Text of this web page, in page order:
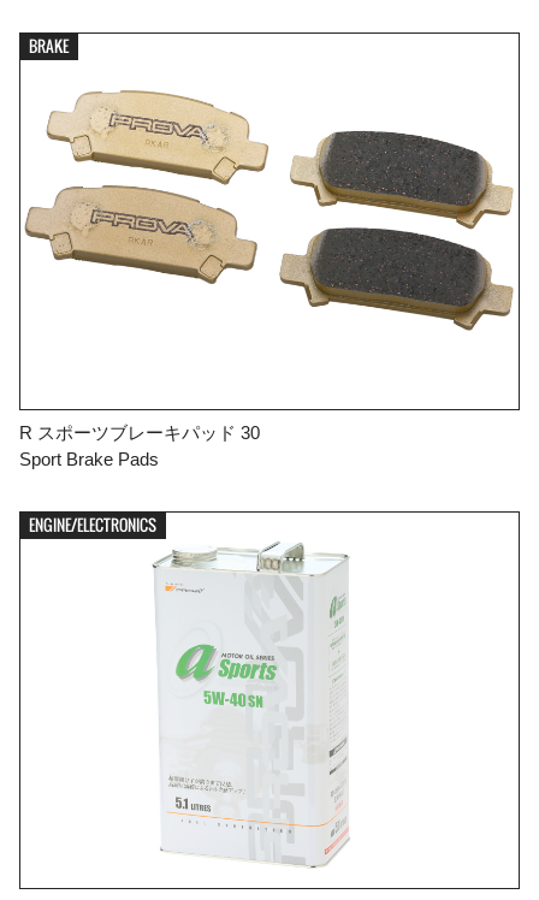
BRAKE
R スポーツブレーキパッド 30
Sport Brake Pads
ENGINE/ELECTRONICS